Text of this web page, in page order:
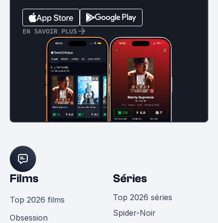
EN SAVOIR PLUS
Films
Top 2026 films
Obsession
Séries
Top 2026 séries
Spider-Noir